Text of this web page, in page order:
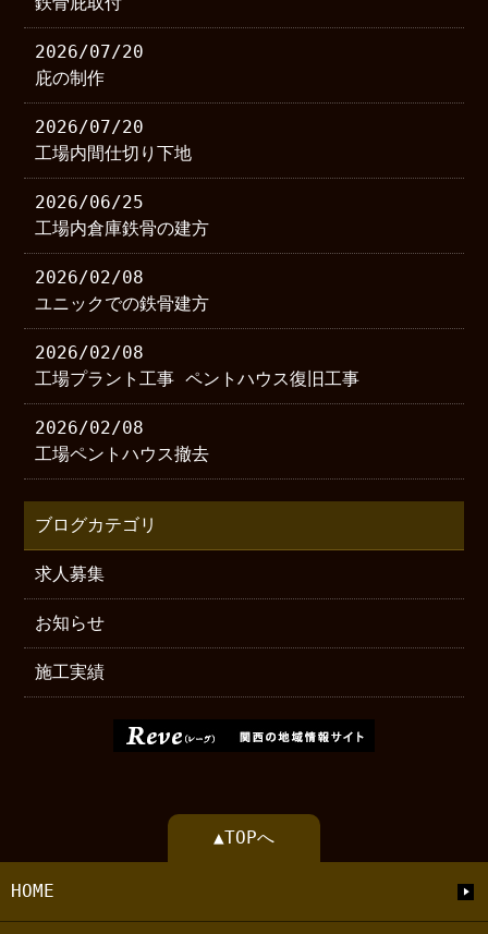
2026/07/20
庇の制作
2026/07/20
工場内間仕切り下地
2026/06/25
工場内倉庫鉄骨の建方
2026/02/08
ユニックでの鉄骨建方
2026/02/08
工場プラント工事 ペントハウス復旧工事
2026/02/08
工場ペントハウス撤去
ブログカテゴリ
求人募集
お知らせ
施工実績
▲TOPへ
HOME